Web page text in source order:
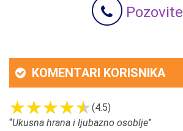
Pozovite
KOMENTARI KORISNIKA
(4.5)
“Ukusna hrana i ljubazno osoblje”